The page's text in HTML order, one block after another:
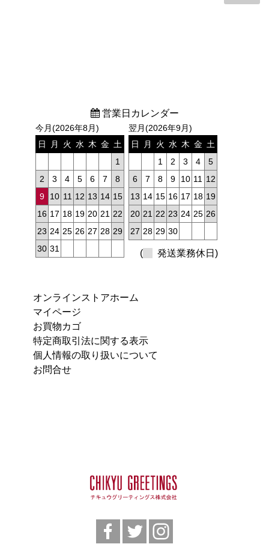
営業日カレンダー
今月(2026年8月)
日
月 火 水 木 金 土
1
2
3 4 5 6 7
8
9
10 11 12 13 14 15
16 17 18 19 20 21 22
23 24 25 26 27 28 29
30 31
翌月(2026年9月)
日
月 火 水 木 金 土
1
2 3 4
5
6
7 8 9 10 11
12
13 14 15 16 17 18 19
20 21 22 23 24 25 26
27 28 29 30
( 発送業務休日)
オンラインストアホーム
マイページ
お買物カゴ
特定商取引法に関する表示
個人情報の取り扱いについて
お問合せ